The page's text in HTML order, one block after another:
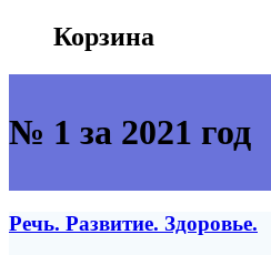
Корзина
№ 1 за 2021 год
Речь. Развитие. Здоровье.